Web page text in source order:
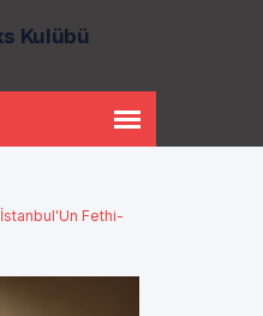
Kulübü
Fethi-